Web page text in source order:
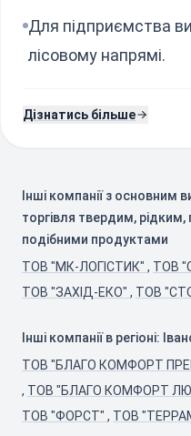
Для підприємства
лісовому напрямі.
Дізнатись більше
Інші компанії з основним
торгівля твердим,
подібними продуктами
ТОВ "МК-ЛОГІСТИК" , ТОВ
ТОВ "ЗАХІД-ЕКО" , ТОВ
Інші компанії в регіоні:
ТОВ "БЛАГО КОМФОРТ
, ТОВ "БЛАГО КОМФОРТ
ТОВ "ФОРСТ" , ТОВ